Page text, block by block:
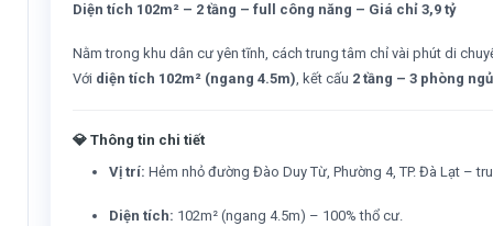
Diện tích 102m² – 2 tầng – full công năng – Giá chỉ 3,9 tỷ
Nằm trong khu dân cư yên tĩnh, cách trung tâm chỉ vài phút di
Với diện tích 102m² (ngang 4.5m), kết cấu 2 tầng – 3 phòng ngủ
💎Thông tin chi tiết
Vị trí: Hẻm nhỏ đường Đào Duy Từ, Phường 4, TP. Đà Lạt –
Diện tích: 102m² (ngang 4.5m) – 100% thổ cư.